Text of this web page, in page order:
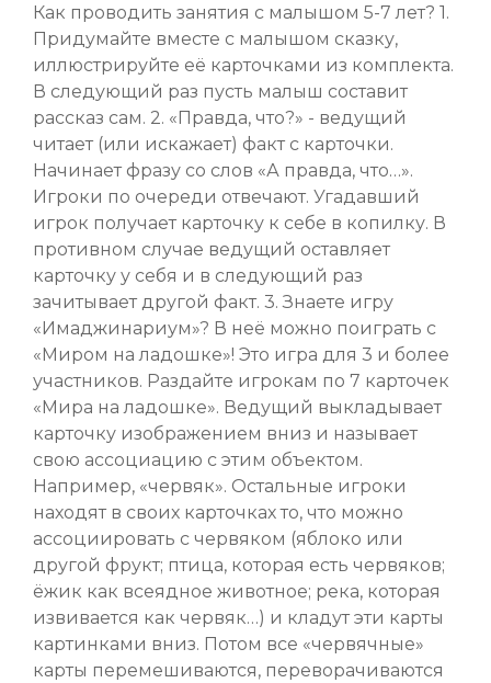
Как проводить занятия с малышом 5-7 лет? 1.
Придумайте вместе с малышом сказку,
иллюстрируйте её карточками из комплекта.
В следующий раз пусть малыш составит
рассказ сам. 2. «Правда, что?» - ведущий
читает (или искажает) факт с карточки.
Начинает фразу со слов «А правда, что…».
Игроки по очереди отвечают. Угадавший
игрок получает карточку к себе в копилку. В
противном случае ведущий оставляет
карточку у себя и в следующий раз
зачитывает другой факт. 3. Знаете игру
«Имаджинариум»? В неё можно поиграть с
«Миром на ладошке»! Это игра для 3 и более
участников. Раздайте игрокам по 7 карточек
«Мира на ладошке». Ведущий выкладывает
карточку изображением вниз и называет
свою ассоциацию с этим объектом.
Например, «червяк». Остальные игроки
находят в своих карточках то, что можно
ассоциировать с червяком (яблоко или
другой фрукт; птица, которая есть червяков;
ёжик как всеядное животное; река, которая
извивается как червяк…) и кладут эти карты
картинками вниз. Потом все «червячные»
карты перемешиваются, переворачиваются